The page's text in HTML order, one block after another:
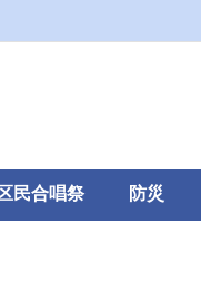
民合唱祭 防災